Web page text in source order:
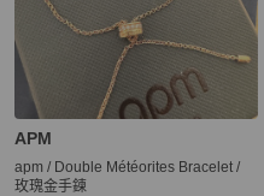
APM
apm / Double Météorites Bracelet /
玫瑰金手鍊